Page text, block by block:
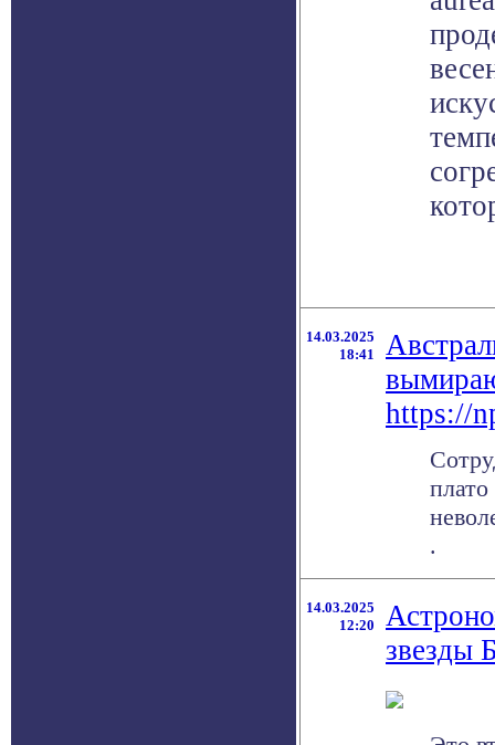
14.03.2025
18:41
https://
.
14.03.2025
12:20
звезды